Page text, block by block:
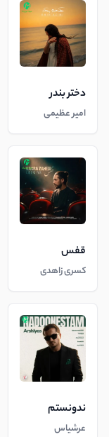
دختر بندر
امیر عظیمی
قفس
کسری زاهدی
ندونستم
عرشیاس